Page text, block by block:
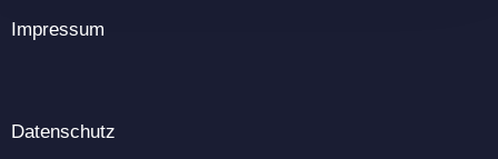
Impressum
Datenschutz